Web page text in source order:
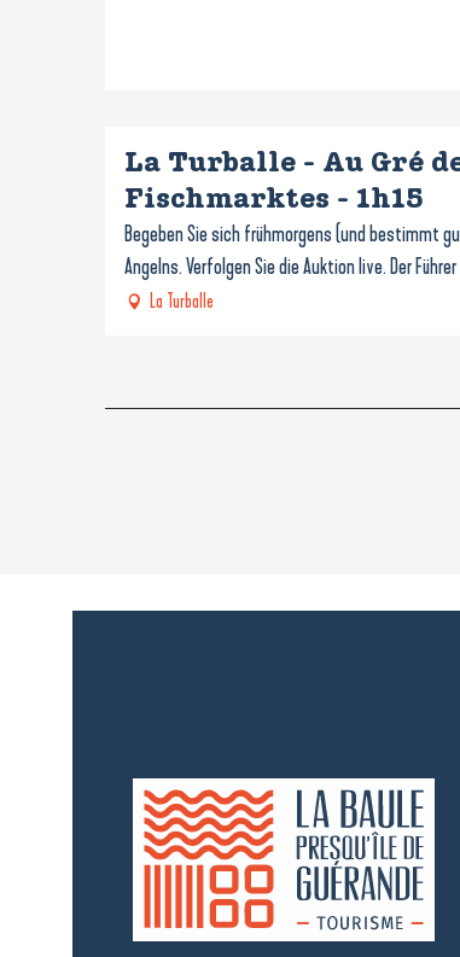
La Turballe - Au Gré
Fischmarktes - 1h15
Begeben Sie sich frühmorgens (und bestimmt
Angelns. Verfolgen Sie die Auktion live. Der
La Turballe